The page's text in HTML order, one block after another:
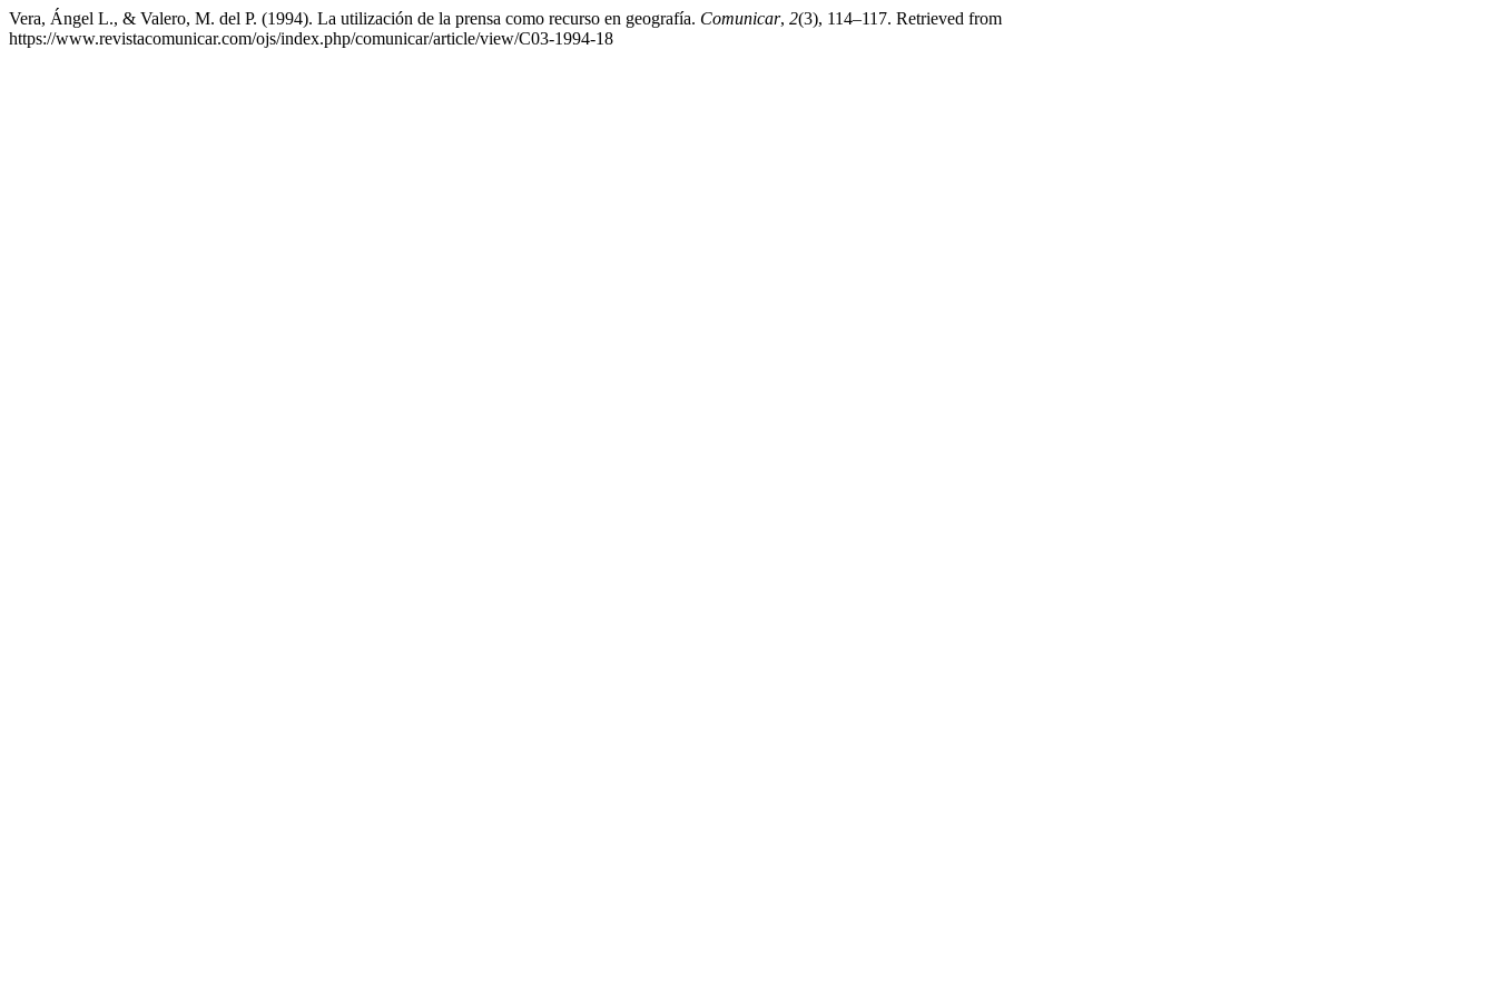
Vera, Ángel L., & Valero, M. del P. (1994). La utilización de la prensa como recurso en geografía. Comunicar, 2(3), 114–117. Retrieved from
https://www.revistacomunicar.com/ojs/index.php/comunicar/article/view/C03-1994-18